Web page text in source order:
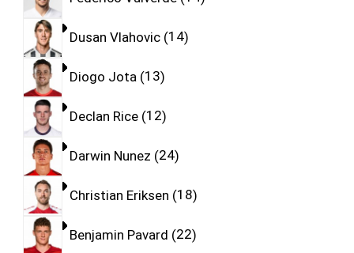
Dusan Vlahovic 14
Diogo Jota 13
Declan Rice 12
Darwin Nunez 24
Christian Eriksen 18
Benjamin Pavard 22